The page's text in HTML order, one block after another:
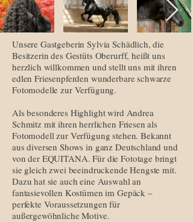
Unsere Gastgeberin Sylvia Schädlich, die
Besitzerin des Gestüts Oberurff, heißt uns
herzlich willkommen und stellt uns mit ihren
edlen Friesenpferden wunderbare schwarze
Fotomodelle zur Verfügung.
Als besonderes Highlight wird Andrea
Schmitz mit ihren herrlichen Friesen als
Fotomodell zur Verfügung stehen. Bekannt
aus diversen Shows in ganz Deutschland und
von der EQUITANA. Für die Fototage bringt
sie gleich zwei beeindruckende Hengste mit.
Dazu hat sie auch eine Auswahl an
fantasievollen Kostümen im Gepäck –
perfekte Voraussetzungen für
außergewöhnliche Motive.